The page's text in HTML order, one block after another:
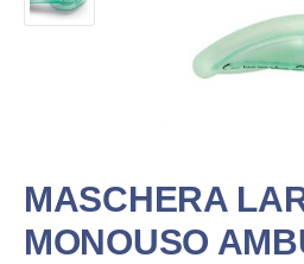
MASCHERA
MONOUSO